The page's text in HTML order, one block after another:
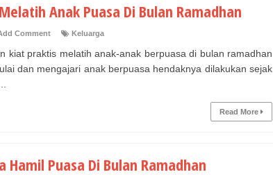
Anak Puasa Di Bulan Ramadhan
Comment Keluarga
kiat praktis melatih anak-anak berpuasa di bulan ramadhan
dan mengajari anak berpuasa hendaknya dilakukan sejak
Read More
Hamil Puasa Di Bulan Ramadhan